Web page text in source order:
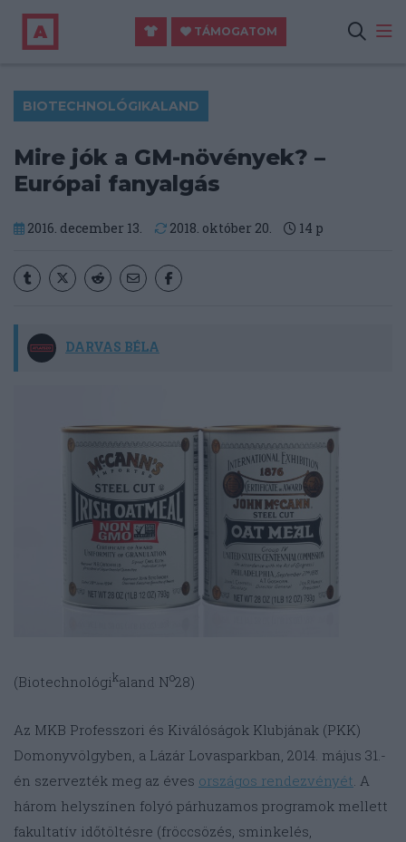
TÁMOGATOM
BIOTECHNOLÓGIKALAND
Mire jók a GM-növények? –
Európai fanyalgás
2016. december 13. 2018. október 20. 14 p
DARVAS BÉLA
(Biotechnológikaland No28)
Az MKB Professzori és Kiválóságok Klubjának (PKK)
Domonyvölgyben, a Lázár Lovasparkban, 2014. május 31.-
én szervezték meg az éves országos rendezvényét. A
három helyszínen folyó párhuzamos programok mellett
fakultatív időtöltésre (fröccsözés, sminkelés,